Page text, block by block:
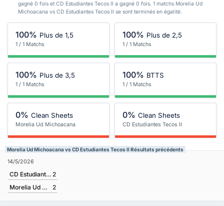
gagné 0 fois et CD Estudiantes Tecos II a gagné 0 fois. 1 matchs Morelia Ud
Michoacana vs CD Estudiantes Tecos II se sont terminés en égalité.
100% Plus de 1,5
1 / 1 Matchs
100% Plus de 2,5
1 / 1 Matchs
100% Plus de 3,5
1 / 1 Matchs
100% BTTS
1 / 1 Matchs
0% Clean Sheets
Morelia Ud Michoacana
0% Clean Sheets
CD Estudiantes Tecos II
Morelia Ud Michoacana vs CD Estudiantes Tecos II Résultats précédents
14/5/2026
CD Estudiantes Tecos II 2
Morelia Ud Michoacana
2